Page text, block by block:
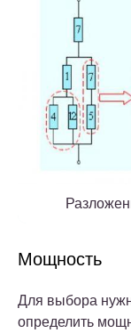
Мощность
Для выбора
определить